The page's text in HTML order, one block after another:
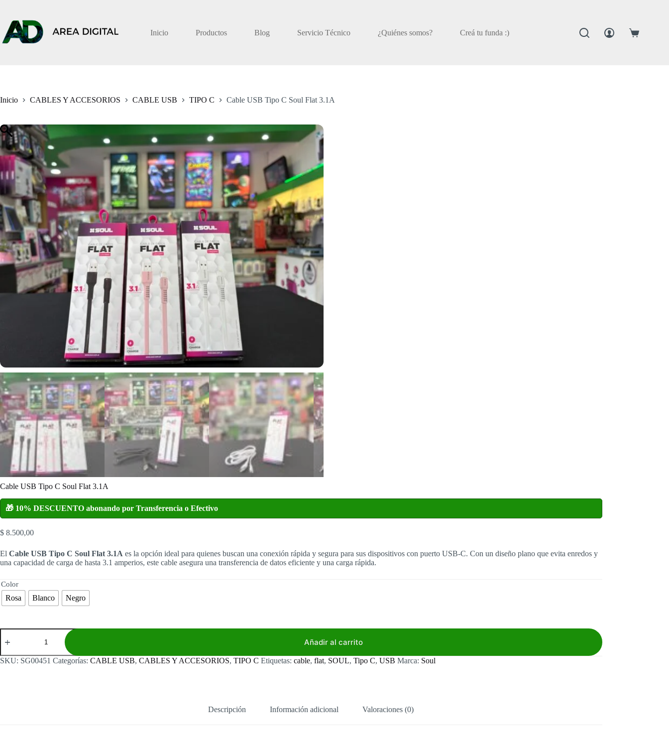
contenido
Inicio
Productos Blog Servicio Técnico ¿Quiénes somos? Creá tu funda :)
Carro
Inicio CABLES Y ACCESORIOS CABLE USB TIPO C Cable USB Tipo C Soul Flat 3.1A
Cable USB Tipo C Soul Flat 3.1A
🎁 10% DESCUENTO abonando por Transferencia o Efectivo
$ 8.500,00
El Cable USB Tipo C Soul Flat 3.1A es la opción ideal para quienes buscan una conexión rápida y segura para sus dispositivos con puerto USB-C. Con un diseño plano que evita enredos y
una capacidad de carga de hasta 3.1 amperios, este cable asegura una transferencia de datos eficiente y una carga rápida.
Color
Rosa Blanco Negro
Cable
USB
C
Soul
Añadir al carrito
SKU: SG00451 Categorías: CABLE USB, CABLES Y ACCESORIOS, TIPO C Etiquetas: cable, flat, SOUL, Tipo C, USB Marca: Soul
Descripción Información adicional Valoraciones (0)